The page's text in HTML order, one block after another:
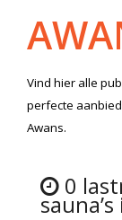
Vind hier alle
perfecte
Awans.
0